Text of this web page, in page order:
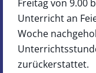
Freitag von 9.00
Unterricht an
Woche
zurückerstattet.